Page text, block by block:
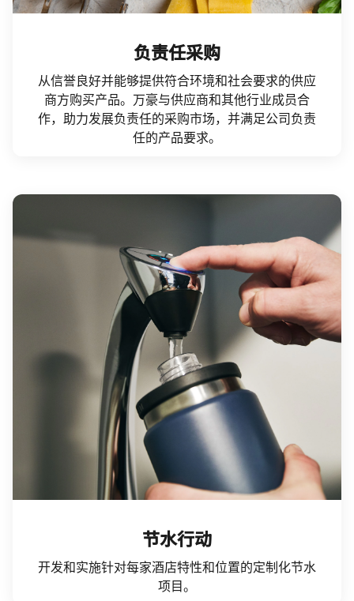
负责任采购
从信誉良好并能够提供符合环境和社会要求的供应
商方购买产品。万豪与供应商和其他行业成员合
作，助力发展负责任的采购市场，并满足公司负责
任的产品要求。
节水行动
开发和实施针对每家酒店特性和位置的定制化节水
项目。